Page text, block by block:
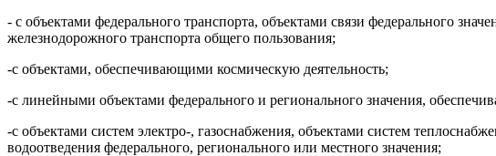
- с объектами федерального транспорта, объектами связи федерального
железнодорожного транспорта общего пользования;
-с объектами, обеспечивающими космическую деятельность;
-с линейными объектами федерального и регионального значения,
-с объектами систем электро-, газоснабжения, объектами систем
водоотведения федерального, регионального или местного значения;